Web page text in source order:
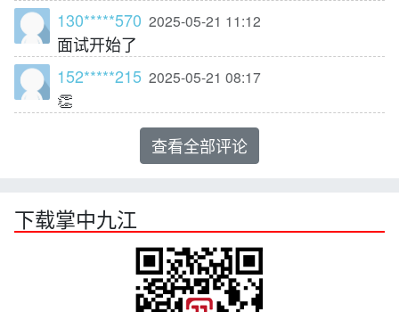
130*****570 2025-05-21 11:12
面试开始了
152*****215 2025-05-21 08:17
👏
查看全部评论
下载掌中九江